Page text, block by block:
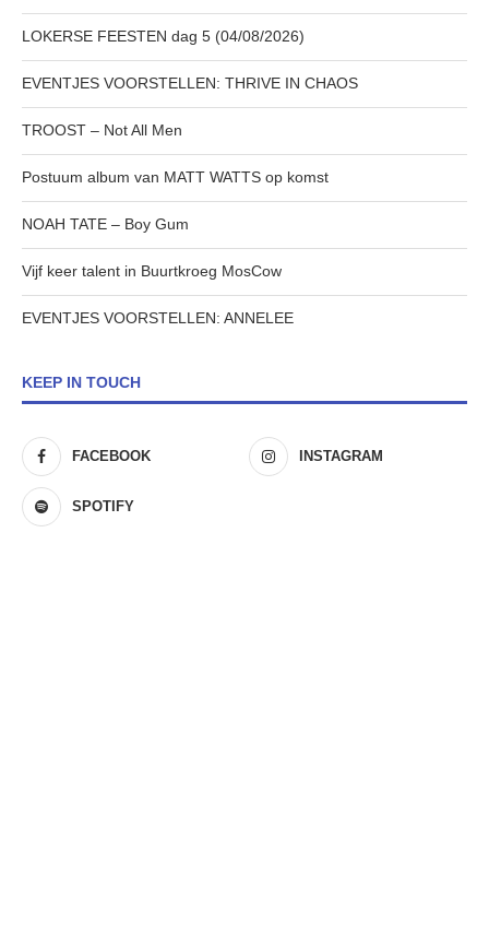
LOKERSE FEESTEN dag 5 (04/08/2026)
EVENTJES VOORSTELLEN: THRIVE IN CHAOS
TROOST – Not All Men
Postuum album van MATT WATTS op komst
NOAH TATE – Boy Gum
Vijf keer talent in Buurtkroeg MosCow
EVENTJES VOORSTELLEN: ANNELEE
KEEP IN TOUCH
FACEBOOK INSTAGRAM
SPOTIFY